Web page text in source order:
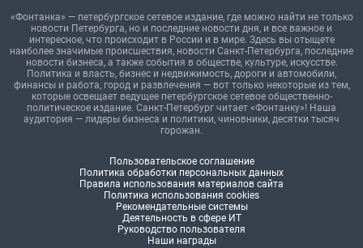
«Фонтанка» — петербургское сетевое издание, где можно найти не только
новости Петербурга, но и последние новости дня, и все важное и
интересное, что происходит в России и в мире. Здесь вы отыщете
наиболее значимые происшествия, новости Санкт-Петербурга, последние
новости бизнеса, а также события в обществе, культуре, искусстве.
Политика и власть, бизнес и недвижимость, дороги и автомобили,
финансы и работа, город и развлечения — вот только некоторые из тем,
которые освещает ведущее петербургское сетевое общественно-
политическое издание. Санкт-Петербург читает «Фонтанку»! Наша
аудитория — лидеры бизнеса и политики, чиновники, десятки тысяч
горожан.
Пользовательское соглашение
Политика обработки персональных данных
Правила использования материалов сайта
Политика использования cookies
Рекомендательные системы
Деятельность в сфере ИТ
Руководство пользователя
Наши награды